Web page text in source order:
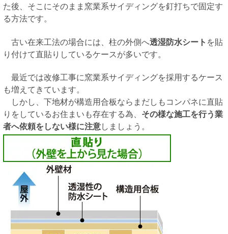
た後、そこにそのまま窯業系サイディングを釘打ちで固定す
る方法です。
古い在来工法の場合には、柱の外側へ透湿防水シート を貼
り付けて直貼りしているケースが多いです。
最近では改修工事に窯業系サイディングを採用するケース
も増えてきています。
しかし、下地材が構造用合板ならまだしもコンパネに直貼
りをしているお住まいも存在する為、 その様な施工を行う業
者へ依頼をしない様に注意しましょう。